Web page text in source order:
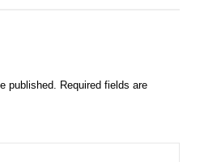
published. Required fields are